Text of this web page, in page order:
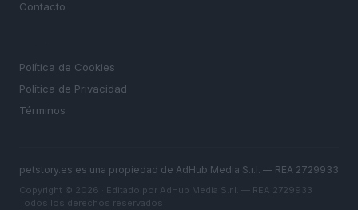
Contacto
Política de Cookies
Política de Privacidad
Términos
petstory.es es una propiedad de AdHub Media S.r.l. — REA 2729933
Copyright © 2026 · Editado por AdHub Media S.r.l. — REA 2729933
Todos los derechos reservados